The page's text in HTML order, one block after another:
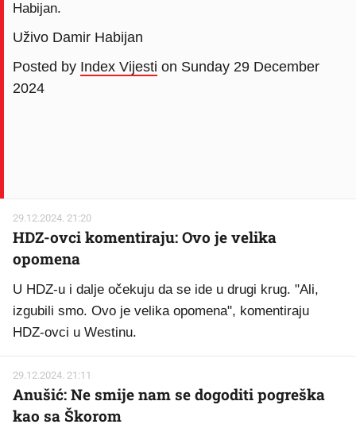
Habijan.
Uživo Damir Habijan
Posted by Index Vijesti on Sunday 29 December
2024
29.12.2024. 21:20
HDZ-ovci komentiraju: Ovo je velika
opomena
U HDZ-u i dalje očekuju da se ide u drugi krug. "Ali,
izgubili smo. Ovo je velika opomena", komentiraju
HDZ-ovci u Westinu.
29.12.2024. 21:11
Anušić: Ne smije nam se dogoditi pogreška
kao sa Škorom